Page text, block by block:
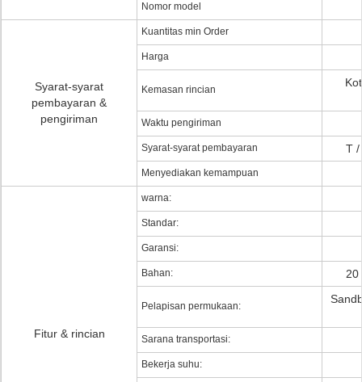
Nomor model
Syarat-syarat
pembayaran &
pengiriman
Kuantitas min Order
Harga
Kemasan rincian
Waktu pengiriman
Syarat-syarat pembayaran T /
Menyediakan kemampuan
Fitur & rincian
warna:
Standar:
Garansi:
Bahan: 20
Pelapisan permukaan:
Sarana transportasi:
Bekerja suhu: